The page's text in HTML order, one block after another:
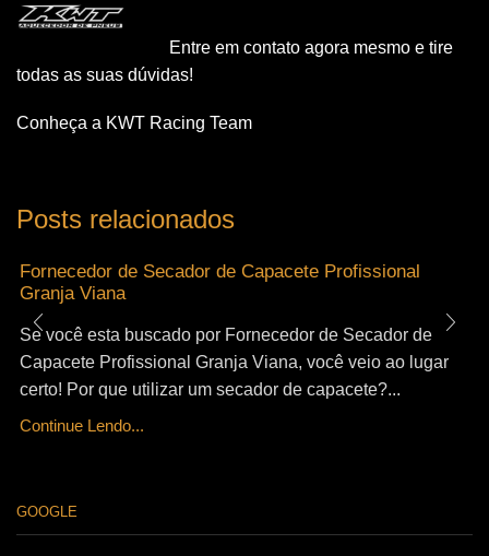
Entre em contato agora mesmo e tire
todas as suas dúvidas!
Conheça a KWT Racing Team
Posts relacionados
Fornecedor de Secador de Capacete Profissional
Granja Viana
Se você esta buscado por Fornecedor de Secador de
Capacete Profissional Granja Viana, você veio ao lugar
certo! Por que utilizar um secador de capacete?...
Continue Lendo...
GOOGLE